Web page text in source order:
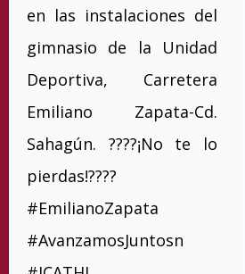
en las instalaciones del
gimnasio de la Unidad
Deportiva, Carretera
Emiliano Zapata-Cd.
Sahagún. ????¡No te lo
pierdas!????
#EmilianoZapata
#AvanzamosJuntosn